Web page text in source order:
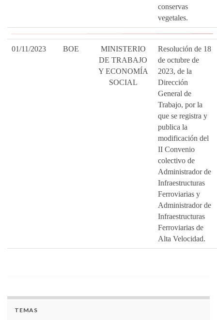
conservas
vegetales.
01/11/2023 BOE
MINISTERIO
DE TRABAJO
Y ECONOMÍA
SOCIAL
Resolución de 18
de octubre de
2023, de la
Dirección
General de
Trabajo, por la
que se registra y
publica la
modificación del
II Convenio
colectivo de
Administrador de
Infraestructuras
Ferroviarias y
Administrador de
Infraestructuras
Ferroviarias de
Alta Velocidad.
TEMAS